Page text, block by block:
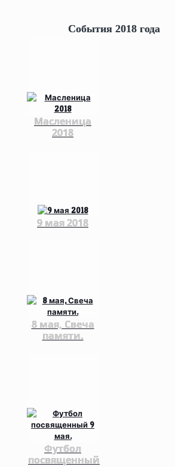
События 2018 года
Масленица
2018
9 мая 2018
8 мая, Свеча
памяти.
Футбол
посвященный